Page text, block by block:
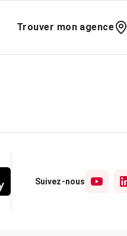
Trouver mon agence
Suivez-nous